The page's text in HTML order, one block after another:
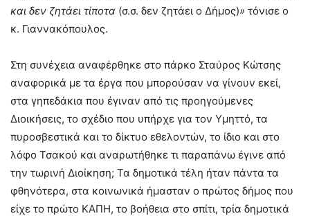
και δεν ζητάει τίποτα (σ.σ. δεν ζητάει ο Δήμος)» τόνισε ο
κ. Γιαννακόπουλος.
Στη συνέχεια αναφέρθηκε στο πάρκο Σταύρος Κώτσης
αναφορικά με τα έργα που μπορούσαν να γίνουν εκεί,
στα γηπεδάκια που έγιναν από τις προηγούμενες
Διοικήσεις, το σχέδιο που υπήρχε για τον Υμηττό, τα
πυροσβεστικά και το δίκτυο εθελοντών, το ίδιο και στο
λόφο Τσακού και αναρωτήθηκε τι παραπάνω έγινε από
την τωρινή Διοίκηση; Τα δημοτικά τέλη ήταν πάντα τα
φθηνότερα, στα κοινωνικά ήμασταν ο πρώτος δήμος που
είχε το πρώτο ΚΑΠΗ, το βοήθεια στο σπίτι, τρία δημοτικά